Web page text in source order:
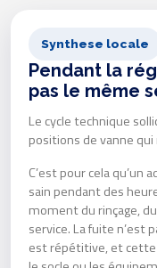
Synthese locale
Pendant la
pas le même
Le cycle technique
positions de vanne qui
C’est pour cela
sain pendant des
moment du rinçage,
service. La fuite n’est
est répétitive, et